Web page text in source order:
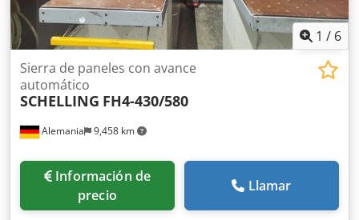
1 / 6
Alemania 9,458 km
Sierra de paneles con avance
automático
SCHELLING FH4-430/580
Información de
precio
Llamar